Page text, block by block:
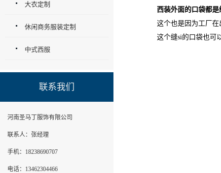
西装外面的口袋都是
这个也是因为工厂在出
这个缝si的口袋也可以
大衣定制
休闲商务服装定制
中式西服
联系我们
河南圣马丁服饰有限公司
联系人：张经理
手机：18238690707
电话：13462304466